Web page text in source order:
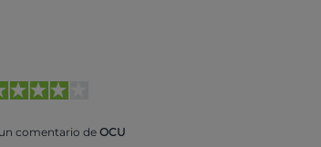
comentario deOCU